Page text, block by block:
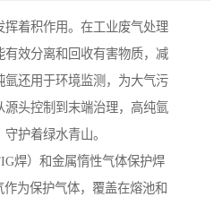
挥着积作用。在工业废气处理
有效分离和回收有害物质，减
氩还用于环境监测，为大气污
头控制到末端治理，高纯氩
护着绿水青山。
焊）和金属惰性气体保护焊
作为保护气体，覆盖在熔池和